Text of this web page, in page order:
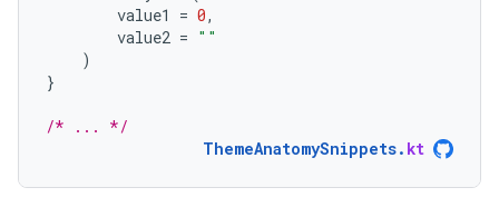
value1
= 0,
value2 = ""
)
}
/* ... */
ThemeAnatomySnippets. kt